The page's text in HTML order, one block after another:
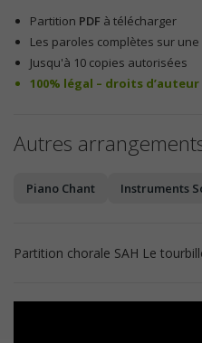
Partition PDF à télécharger
Les paroles complètes sur
Jusqu'à 10 copies autorisées
100% légal – droits
Autres
Piano Chant Instruments
Partition chorale SAH Le